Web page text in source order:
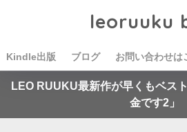
leoruuku
Kindle出版 ブログ お問い合わせは
LEO RUUKU最新作が早くもベス
金です2」